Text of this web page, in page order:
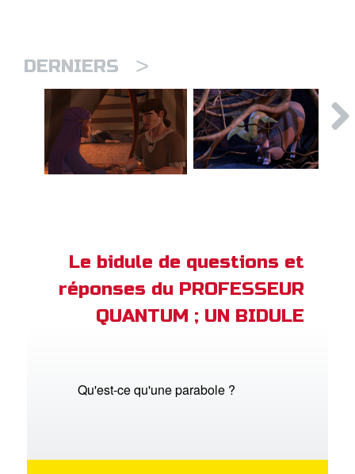
DERNIERS >
Le bidule de questions et
réponses du PROFESSEUR
QUANTUM ; UN BIDULE
Qu'est-ce qu'une parabole ?